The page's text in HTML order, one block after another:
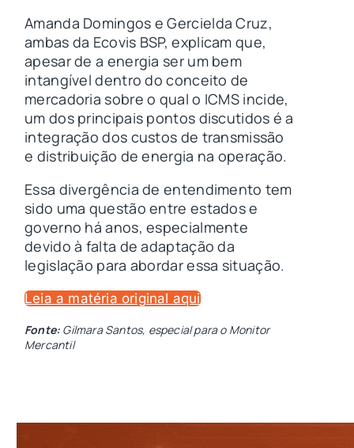
Amanda Domingos e Gercielda Cruz,
ambas da Ecovis BSP, explicam que,
apesar de a energia ser um bem
intangível dentro do conceito de
mercadoria sobre o qual o ICMS incide,
um dos principais pontos discutidos é a
integração dos custos de transmissão
e distribuição de energia na operação.
Essa divergência de entendimento tem
sido uma questão entre estados e
governo há anos, especialmente
devido à falta de adaptação da
legislação para abordar essa situação.
Leia a matéria original aqui
Fonte: Gilmara Santos, especial para o Monitor
Mercantil